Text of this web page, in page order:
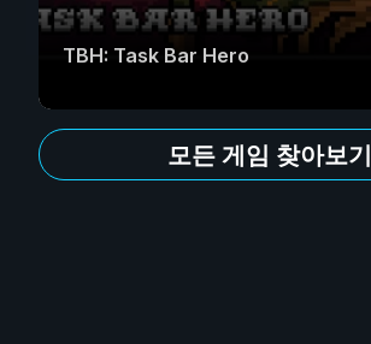
TBH: Task Bar Hero
모든 게임 찾아보기